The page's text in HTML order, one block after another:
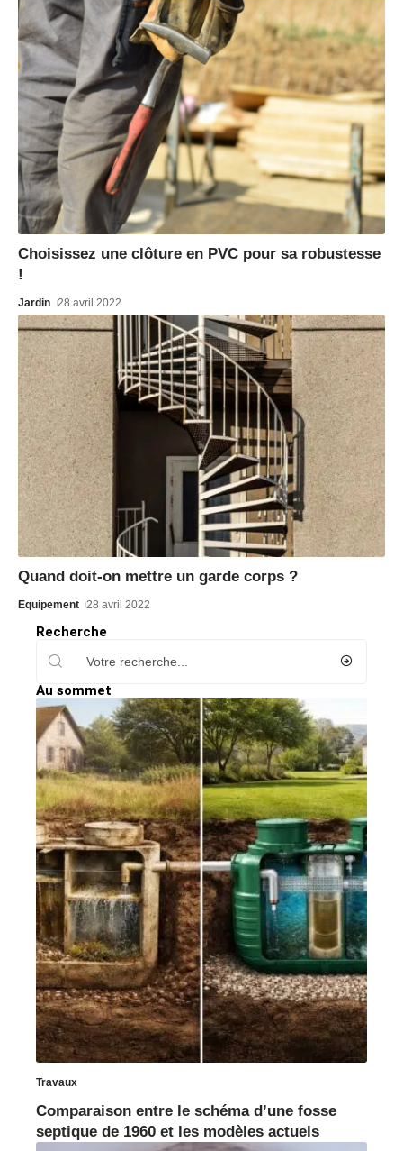
Choisissez une clôture en PVC pour sa robustesse
!
Jardin 28 avril 2022
Quand doit-on mettre un garde corps ?
Equipement 28 avril 2022
Recherche
Au sommet
Travaux
Comparaison entre le schéma d’une fosse
septique de 1960 et les modèles actuels